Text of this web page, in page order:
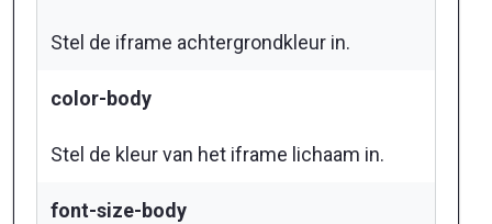
Stel de iframe achtergrondkleur in.
color-body
Stel de kleur van het iframe lichaam in.
font-size-body